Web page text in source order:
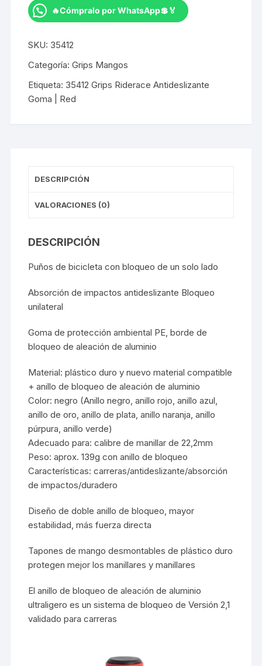
Antideslizante
Goma
Red
cantidad
🔥Cómpralo por WhatsApp💲🏅
SKU: 35412
Categoría:Grips Mangos
Etiqueta: 35412 Grips Riderace Antideslizante
Goma | Red
DESCRIPCIÓN
VALORACIONES (0)
DESCRIPCIÓN
Puños de bicicleta con bloqueo de un solo lado
Absorción de impactos antideslizante Bloqueo
unilateral
Goma de protección ambiental PE, borde de
bloqueo de aleación de aluminio
Material: plástico duro y nuevo material compatible
+ anillo de bloqueo de aleación de aluminio
Color: negro (Anillo negro, anillo rojo, anillo azul,
anillo de oro, anillo de plata, anillo naranja, anillo
púrpura, anillo verde)
Adecuado para: calibre de manillar de 22,2mm
Peso: aprox. 139g con anillo de bloqueo
Características: carreras/antideslizante/absorción
de impactos/duradero
Diseño de doble anillo de bloqueo, mayor
estabilidad, más fuerza directa
Tapones de mango desmontables de plástico duro
protegen mejor los manillares y manillares
El anillo de bloqueo de aleación de aluminio
ultraligero es un sistema de bloqueo de Versión 2,1
validado para carreras